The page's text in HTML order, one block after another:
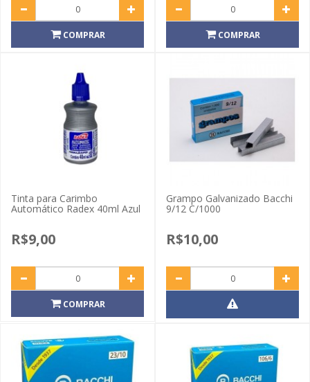
COMPRAR COMPRAR
Tinta para Carimbo
Automático Radex 40ml Azul
R$9,00
COMPRAR
Grampo Galvanizado Bacchi
9/12 C/1000
R$10,00